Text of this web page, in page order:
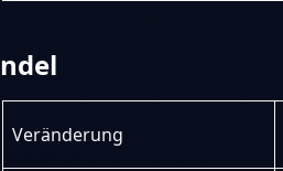
Veränderung